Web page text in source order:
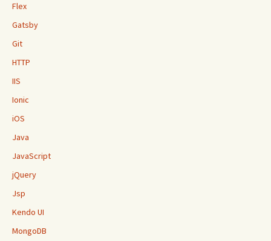
Flex
Gatsby
Git
HTTP
IIS
Ionic
iOS
Java
JavaScript
jQuery
Jsp
Kendo UI
MongoDB